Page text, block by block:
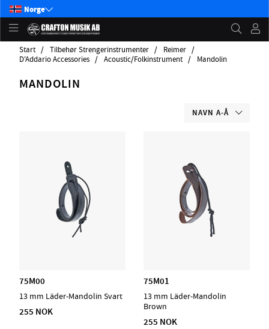
Norge
Start Tilbehør Strengerinstrumenter
Reimer
D'Addario Accessories
Acoustic/Folkinstrument Mandolin
MANDOLIN
NAVN A-Å
75M00
13 mm Läder-Mandolin Svart
255 NOK
75M01
13 mm Läder-Mandolin
Brown
255 NOK